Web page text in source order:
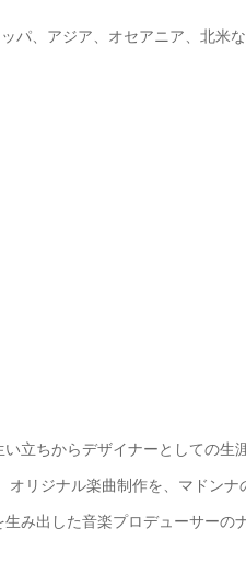
パ、アジア、オセアニア、北米
立ちからデザイナーとしての生
リジナル楽曲制作を、マドンナ
み出した音楽プロデューサーの